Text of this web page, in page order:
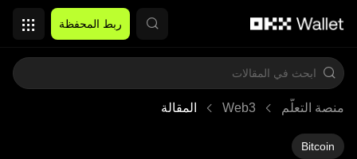
ربط المحفظة
منصة التعلُّم Web3 المقالة
Bitcoin